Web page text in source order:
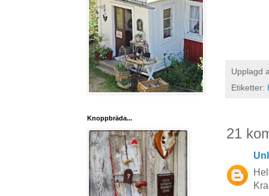
Upplagd
Etiketter:
21
Knoppbräda...